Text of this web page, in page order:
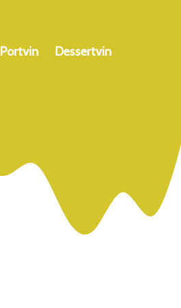
Portvin Dessertvin